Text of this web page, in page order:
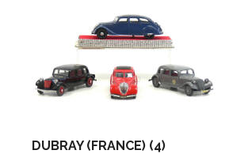
DUBRAY (FRANCE) (4)